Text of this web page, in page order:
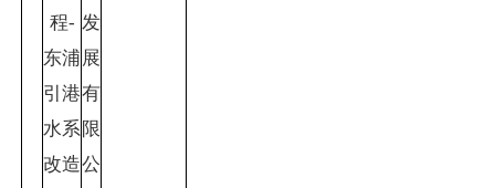
程-
东浦
引港
水系
改造
发
展
有
限
公